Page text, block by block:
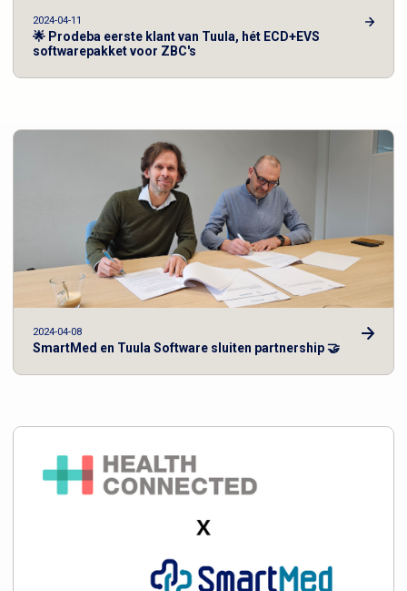
2024-04-11
🌟 Prodeba eerste klant van Tuula, hét ECD+EVS
softwarepakket voor ZBC's
2024-04-08
SmartMed en Tuula Software sluiten partnership 🤝